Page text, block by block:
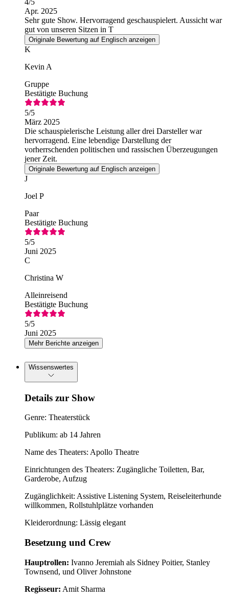
Apr. 2025
Sehr gute Show. Hervorragend geschauspielert. Aussicht war
gut von unseren Sitzen in T
Originale Bewertung auf Englisch anzeigen
K
Kevin A
Gruppe
Bestätigte Buchung
5/5
März 2025
Die schauspielerische Leistung aller drei Darsteller war
hervorragend. Eine lebendige Darstellung der
vorherrschenden politischen und rassischen Überzeugungen
jener Zeit.
Originale Bewertung auf Englisch anzeigen
J
Joel P
Paar
Bestätigte Buchung
5/5
Juni 2025
C
Christina W
Alleinreisend
Bestätigte Buchung
5/5
Juni 2025
Mehr Berichte anzeigen
Wissenswertes
Details zur Show
Genre: Theaterstück
Publikum: ab 14 Jahren
Name des Theaters: Apollo Theatre
Einrichtungen des Theaters: Zugängliche Toiletten, Bar,
Garderobe, Aufzug
Zugänglichkeit: Assistive Listening System, Reiseleiterhunde
willkommen, Rollstuhlplätze vorhanden
Kleiderordnung: Lässig elegant
Besetzung und Crew
Hauptrollen: Ivanno Jeremiah als Sidney Poitier, Stanley
Townsend, und Oliver Johnstone
Regisseur: Amit Sharma